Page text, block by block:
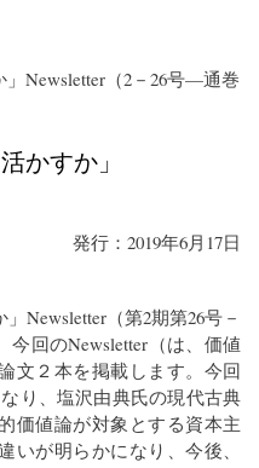
Newsletter （2－26号—通巻
かすか」
発行：2019年6月17日
Newsletter（第2期第26号－
今回のNewsletter （は、価値
文２本を掲載します。今回
り、塩沢由典氏の現代古典
価値論が対象とする資本主
いが明らかになり、今後、